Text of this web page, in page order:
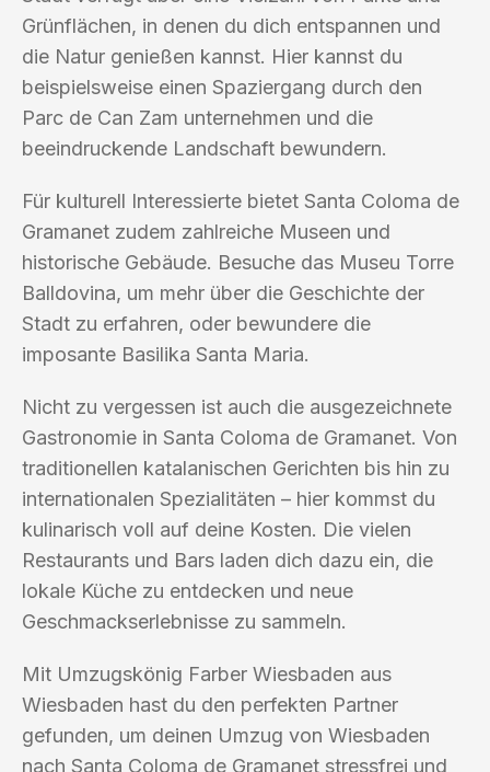
Grünflächen, in denen du dich entspannen und
die Natur genießen kannst. Hier kannst du
beispielsweise einen Spaziergang durch den
Parc de Can Zam unternehmen und die
beeindruckende Landschaft bewundern.
Für kulturell Interessierte bietet Santa Coloma de
Gramanet zudem zahlreiche Museen und
historische Gebäude. Besuche das Museu Torre
Balldovina, um mehr über die Geschichte der
Stadt zu erfahren, oder bewundere die
imposante Basilika Santa Maria.
Nicht zu vergessen ist auch die ausgezeichnete
Gastronomie in Santa Coloma de Gramanet. Von
traditionellen katalanischen Gerichten bis hin zu
internationalen Spezialitäten – hier kommst du
kulinarisch voll auf deine Kosten. Die vielen
Restaurants und Bars laden dich dazu ein, die
lokale Küche zu entdecken und neue
Geschmackserlebnisse zu sammeln.
Mit Umzugskönig Farber Wiesbaden aus
Wiesbaden hast du den perfekten Partner
gefunden, um deinen Umzug von Wiesbaden
nach Santa Coloma de Gramanet stressfrei und